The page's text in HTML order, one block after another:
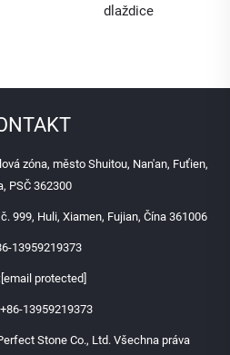
dlaždice
zóna, město Shuitou, Nan'an, Fuťien,
PSČ 362300
999, Huli, Xiamen, Fujian, Čína 361006
13959219373
[email protected]
+86-13959219373
Stone Co., Ltd. Všechna práva